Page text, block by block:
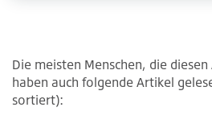
Die meisten Menschen, die
haben auch folgende Artikel
sortiert):